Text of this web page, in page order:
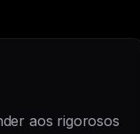
aos rigorosos